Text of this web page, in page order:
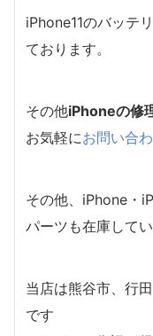
iPhone11のバッテ
ております。
その他iPhoneの修
お気軽にお問い合
その他、iPhone・
パーツも在庫してい
当店は熊谷市、行
です